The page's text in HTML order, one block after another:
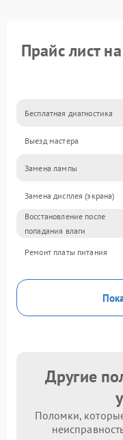
Прайс лист
Бесплатная диагностика
Выезд мастера
Замена лампы
Замена дисплея (экрана)
Восстановление после
попадания влаги
Ремонт платы питания
Другие
Поломки,